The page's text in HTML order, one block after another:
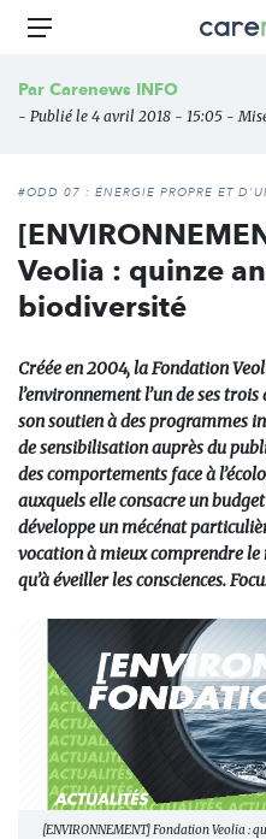
Aller
principal
des
Menu
Par Carenews INFO
- Publié le 4 avril 2018 - 15:05 -
#ODD 07 : ÉNERGIE PROPRE ET
Veolia : quinze
biodiversité
Créée en 2004, la Fondation
l’environnement l’un de ses
son soutien à des programmes
de sensibilisation auprès du
des comportements face à
auxquels elle consacre un
développe un mécénat
vocation à mieux comprendre
qu’à éveiller les consciences.
[ENVIRONNEMENT] Fondation Veolia :